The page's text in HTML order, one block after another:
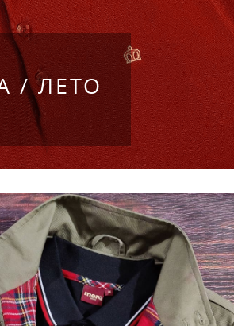
/ ЛЕТО